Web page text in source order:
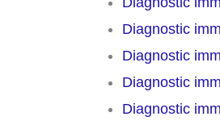
Diagnostic
Diagnostic
Diagnostic
Diagnostic